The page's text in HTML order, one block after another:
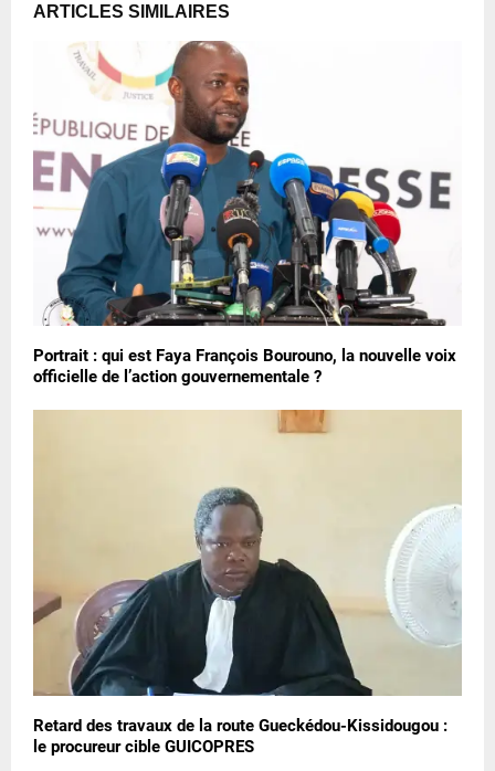
ARTICLES SIMILAIRES
Portrait : qui est Faya François Bourouno, la nouvelle voix
officielle de l’action gouvernementale ?
Retard des travaux de la route Gueckédou-Kissidougou :
le procureur cible GUICOPRES